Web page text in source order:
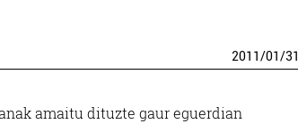
2011/01/31
amaitu dituzte gaur eguerdian